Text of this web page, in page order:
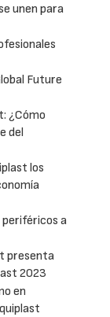
unen para
Future
¿Cómo
del
los
a
presenta
2023
en